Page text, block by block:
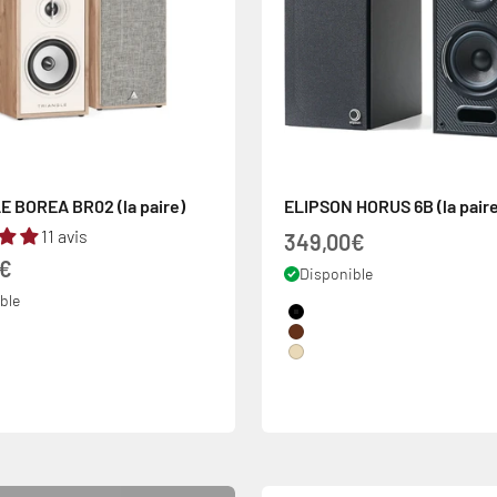
BOREA BR02 (la paire)
11 avis
ELIPSON HORUS 6B (la
Prix de vente
349,00€
Disponible
Couleur
Black
Noyer
Bois Clair